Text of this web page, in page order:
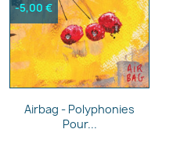
Aperçu rapide
Airbag - Polyphonies
Pour...
-5,00 €